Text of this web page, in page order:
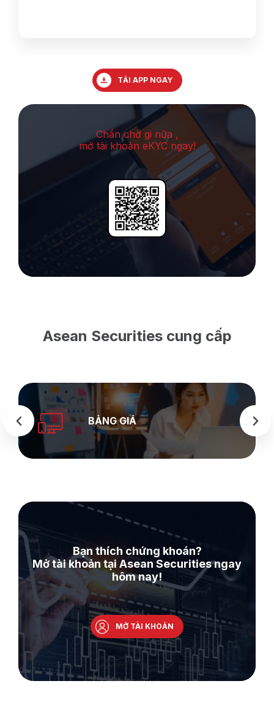
TẢI APP NGAY
Chần chờ gi nữa ,
mở tài khoản eKYC ngay!
Asean Securities cung cấp
SEASTOCK
WEB
Bạn thích chứng khoán?
Mở tài khoản tại Asean Securities ngay
hôm nay!
MỞ TÀI KHOẢN